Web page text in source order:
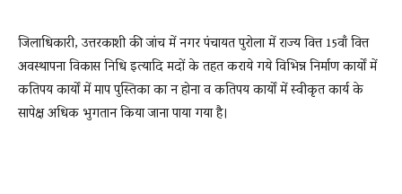
जिलाधिकारी, उत्तरकाशी की जांच में नगर पंचायत पुरोला में राज्य वित्त 15वाँ वित्त
अवस्थापना विकास निधि इत्यादि मदों के तहत कराये गये विभिन्न निर्माण कार्यों में
कतिपय कार्यों में माप पुस्तिका का न होना व कतिपय कार्यों में स्वीकृत कार्य के
सापेक्ष अधिक भुगतान किया जाना पाया गया है।